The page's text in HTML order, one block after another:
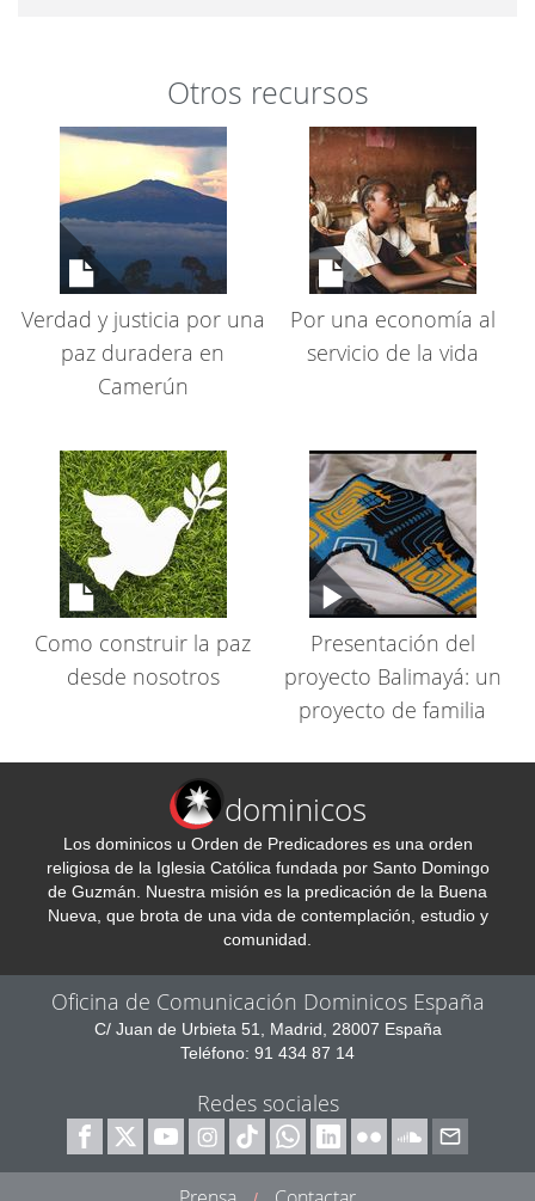
Otros recursos
Verdad y justicia por una
paz duradera en
Camerún
Por una economía al
servicio de la vida
Como construir la paz
desde nosotros
Presentación del
proyecto Balimayá: un
proyecto de familia
dominicos
Los dominicos u Orden de Predicadores es una orden
religiosa de la Iglesia Católica fundada por Santo Domingo
de Guzmán. Nuestra misión es la predicación de la Buena
Nueva, que brota de una vida de contemplación, estudio y
comunidad.
Oficina de Comunicación Dominicos España
C/ Juan de Urbieta 51, Madrid, 28007 España
Teléfono: 91 434 87 14
Redes sociales